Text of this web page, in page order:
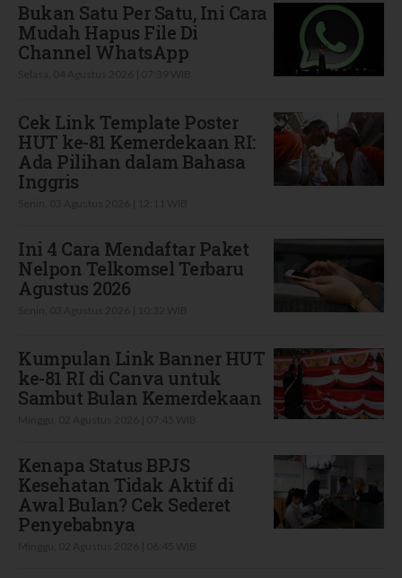
Bukan Satu Per Satu, Ini Cara
Mudah Hapus File Di
Channel WhatsApp
Cek Link Template Poster
HUT ke-81 Kemerdekaan RI:
Ada Pilihan dalam Bahasa
Inggris
Ini 4 Cara Mendaftar Paket
Nelpon Telkomsel Terbaru
Agustus 2026
Kumpulan Link Banner HUT
ke-81 RI di Canva untuk
Sambut Bulan Kemerdekaan
Kenapa Status BPJS
Kesehatan Tidak Aktif di
Awal Bulan? Cek Sederet
Penyebabnya